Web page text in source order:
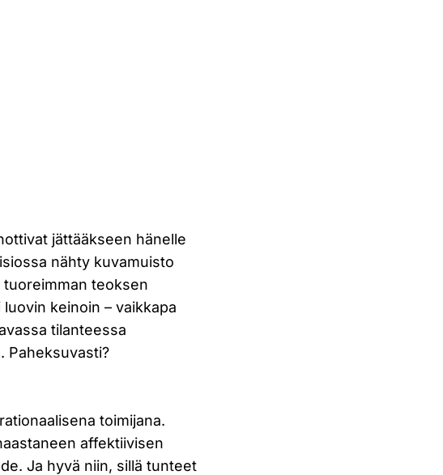
jättääkseen hänelle
nähty kuvamuisto
tuoreimman teoksen
keinoin – vaikkapa
tilanteessa
Paheksuvasti?
toimijana.
affektiivisen
Ja hyvä niin, sillä tunteet